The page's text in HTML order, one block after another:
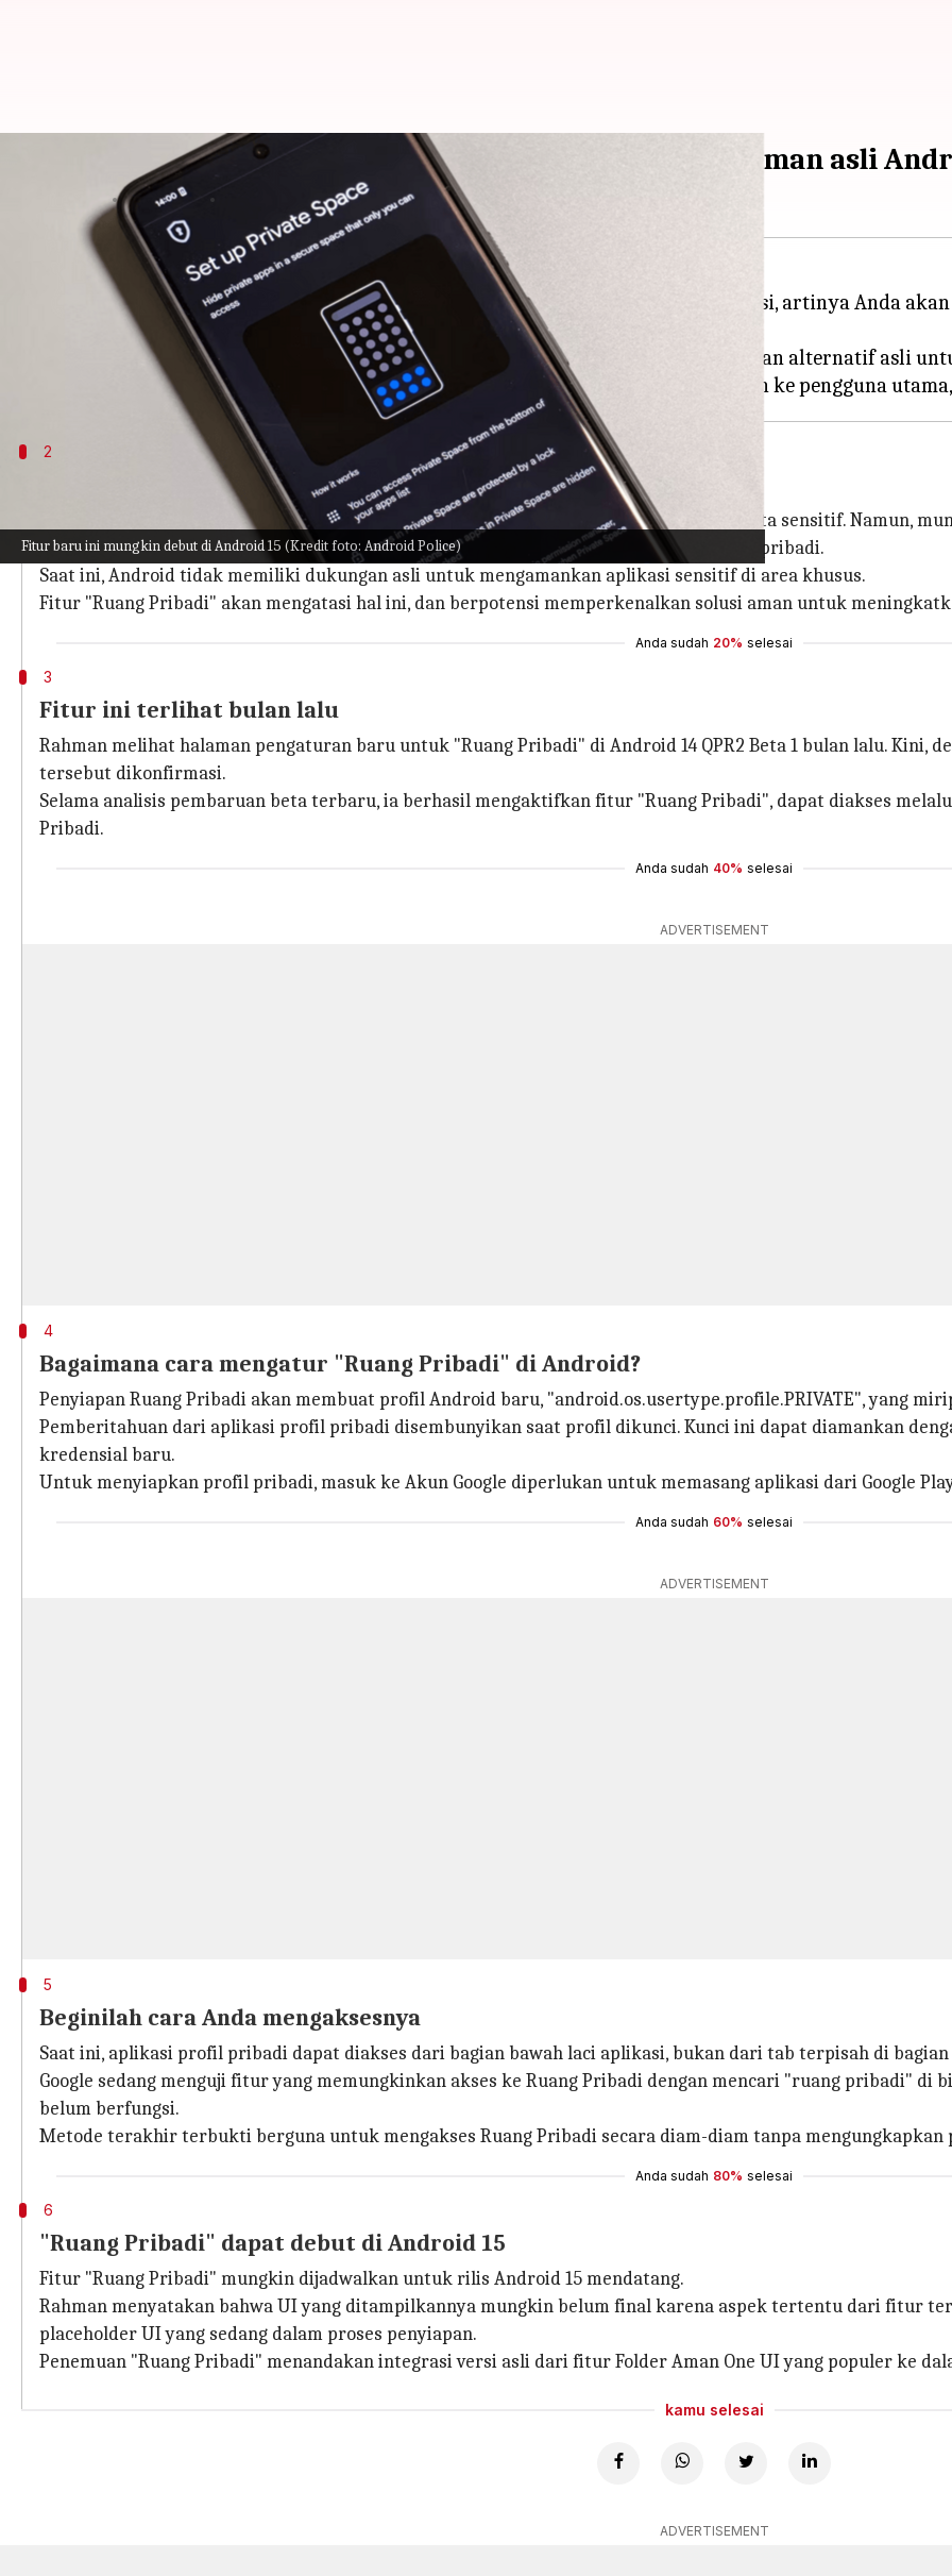
Fitur baru ini mungkin debut di Android 15 (Kredit foto: Android Police)
Cara mengaktifkan dan mengakses alternatif Folder Aman asli
Dec 13, 2023
Apa ceritanya
Google sedang mengembangkan fitur yang memungkinkan penyembunyian aplikasi, artinya Anda
ponsel Anda.
Per Mishaal Rahman melalui
Android Police, fitur "Ruang Pribadi" akan menawarkan alternatif asli
2
Mengapa artikel ini penting?
Orang-orang menjaga ponsel mereka tetap dekat dengan pandangan mereka karena data sensitif. Namun,
Anda kepada orang lain. Skenario seperti itu mengharuskan penyembunyian informasi pribadi.
Saat ini, Android tidak memiliki dukungan asli untuk mengamankan aplikasi sensitif di area khusus.
Fitur "Ruang Pribadi" akan mengatasi hal ini, dan berpotensi memperkenalkan solusi aman untuk
Anda sudah 20% selesai
3
Fitur ini terlihat bulan lalu
Rahman melihat halaman pengaturan baru untuk "Ruang Pribadi" di Android 14 QPR2 Beta 1 bulan lalu. Kini,
tersebut dikonfirmasi.
Selama analisis pembaruan beta terbaru, ia berhasil mengaktifkan fitur "Ruang Pribadi", dapat diakses
Pribadi.
Anda sudah 40% selesai
ADVERTISEMENT
4
Bagaimana cara mengatur "Ruang Pribadi" di Android?
Penyiapan Ruang Pribadi akan membuat profil Android baru, "android.os.usertype.profile.PRIVATE", yang
Pemberitahuan dari aplikasi profil pribadi disembunyikan saat profil dikunci. Kunci ini dapat diamankan
kredensial baru.
Untuk menyiapkan profil pribadi, masuk ke Akun Google diperlukan untuk memasang aplikasi dari Google
Anda sudah 60% selesai
ADVERTISEMENT
5
Beginilah cara Anda mengaksesnya
Saat ini, aplikasi profil pribadi dapat diakses dari bagian bawah laci aplikasi, bukan dari tab terpisah di bagian
Google sedang menguji fitur yang memungkinkan akses ke Ruang Pribadi dengan mencari "ruang pribadi"
belum berfungsi.
Metode terakhir terbukti berguna untuk mengakses Ruang Pribadi secara diam-diam tanpa mengungkapkan
Anda sudah 80% selesai
6
"Ruang Pribadi" dapat debut di Android 15
Fitur "Ruang Pribadi" mungkin dijadwalkan untuk rilis Android 15 mendatang.
Rahman menyatakan bahwa UI yang ditampilkannya mungkin belum final karena aspek tertentu dari fitur
placeholder UI yang sedang dalam proses penyiapan.
Penemuan "Ruang Pribadi" menandakan integrasi versi asli dari fitur Folder Aman One UI yang populer ke
kamu selesai
ADVERTISEMENT